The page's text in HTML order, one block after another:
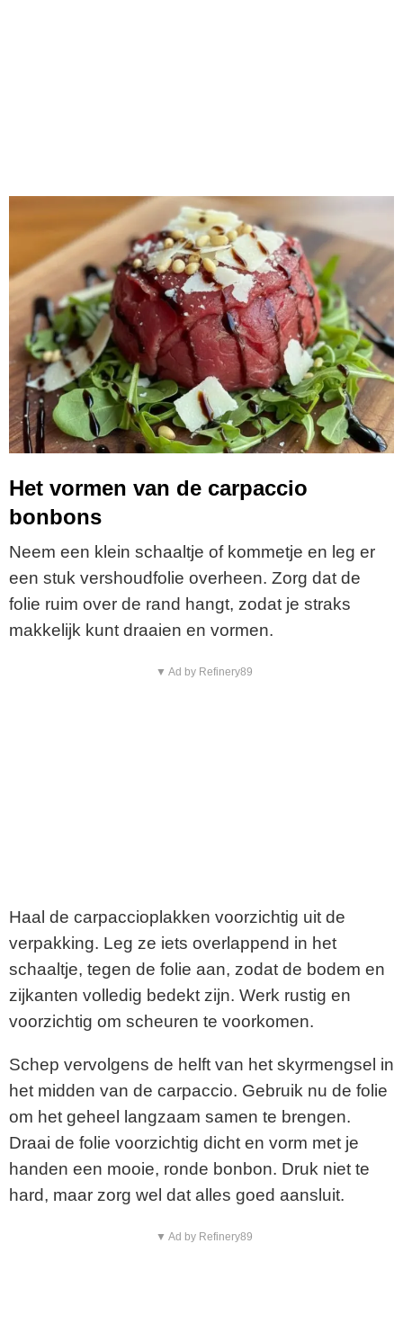
Het vormen van de carpaccio
bonbons
Neem een klein schaaltje of kommetje en leg er
een stuk vershoudfolie overheen. Zorg dat de
folie ruim over de rand hangt, zodat je straks
makkelijk kunt draaien en vormen.
▼ Ad by Refinery89
Haal de carpaccioplakken voorzichtig uit de
verpakking. Leg ze iets overlappend in het
schaaltje, tegen de folie aan, zodat de bodem en
zijkanten volledig bedekt zijn. Werk rustig en
voorzichtig om scheuren te voorkomen.
Schep vervolgens de helft van het skyrmengsel in
het midden van de carpaccio. Gebruik nu de folie
om het geheel langzaam samen te brengen.
Draai de folie voorzichtig dicht en vorm met je
handen een mooie, ronde bonbon. Druk niet te
hard, maar zorg wel dat alles goed aansluit.
▼ Ad by Refinery89